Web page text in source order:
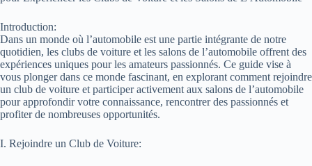
Introduction:
Dans un monde où l’automobile est une partie intégrante de notre
quotidien, les clubs de voiture et les salons de l’automobile offrent des
expériences uniques pour les amateurs passionnés. Ce guide vise à
vous plonger dans ce monde fascinant, en explorant comment rejoindre
un club de voiture et participer activement aux salons de l’automobile
pour approfondir votre connaissance, rencontrer des passionnés et
profiter de nombreuses opportunités.
I. Rejoindre un Club de Voiture: